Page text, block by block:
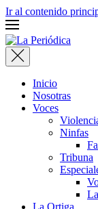
Ir al contenido
Inicio
Nosotras
Voces
Ninfas
Tribuna
La Ortiga